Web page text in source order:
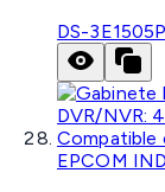
DS-
EPCOM